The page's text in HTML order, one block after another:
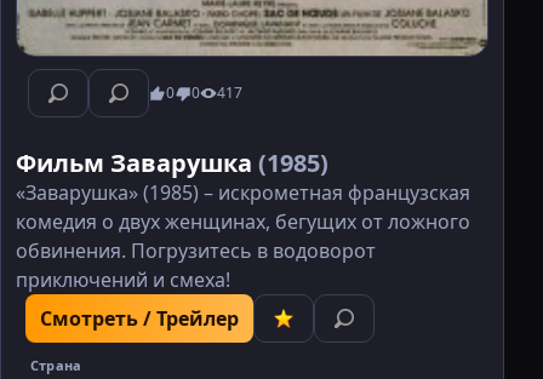
0 0 417
Фильм Заварушка (1985)
«Заварушка» (1985) – искрометная французская
комедия о двух женщинах, бегущих от ложного
обвинения. Погрузитесь в водоворот
приключений и смеха!
Смотреть / Трейлер
Страна